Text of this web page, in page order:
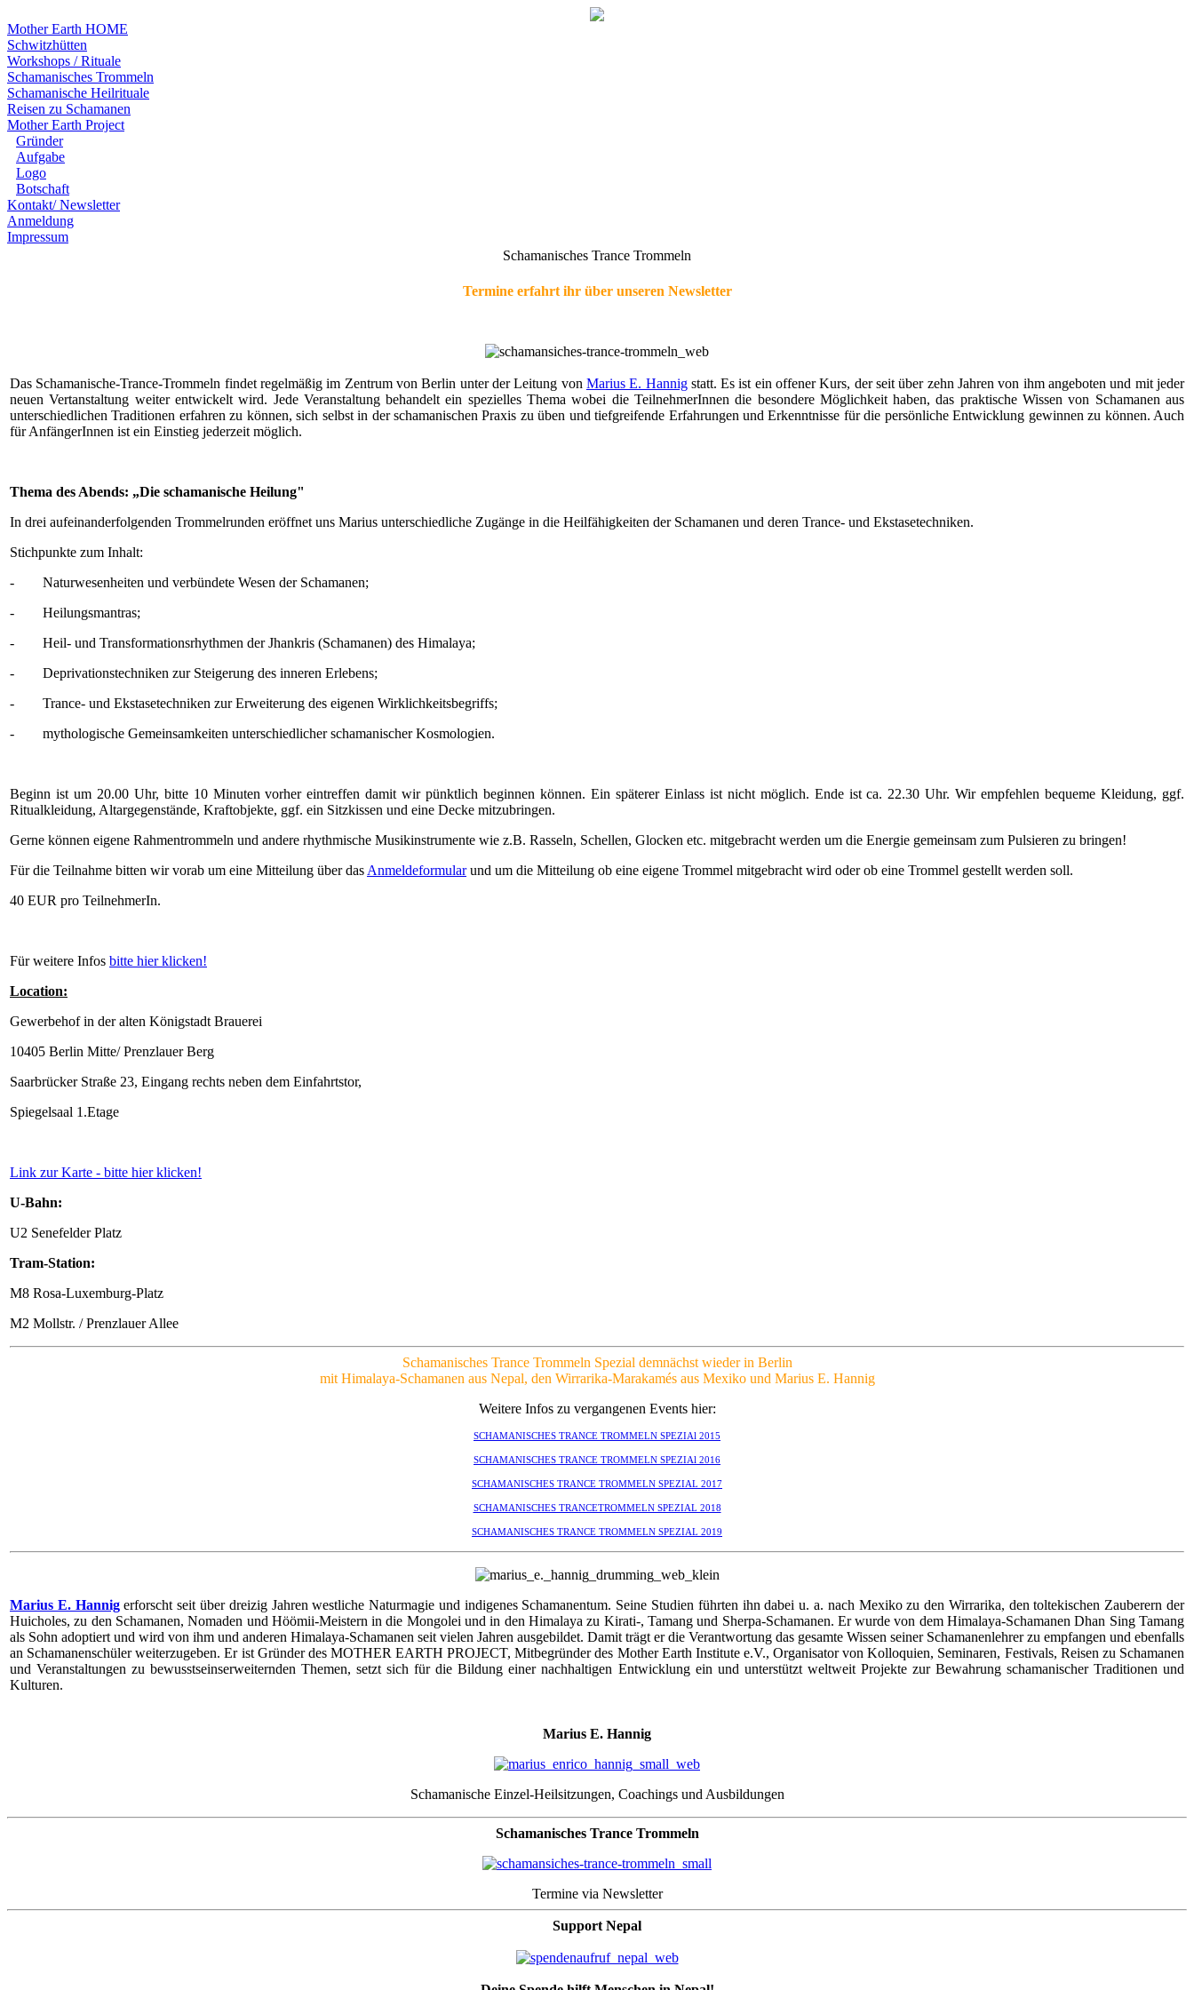
Mother Earth HOME
Schwitzhütten
Workshops / Rituale
Schamanisches Trommeln
Schamanische Heilrituale
Reisen zu Schamanen
Mother Earth Project
Gründer
Aufgabe
Logo
Botschaft
Kontakt/ Newsletter
Anmeldung
Impressum
Schamanisches Trance Trommeln
Termine erfahrt ihr über unseren Newsletter
Das Schamanische-Trance-Trommeln findet regelmäßig im Zentrum von Berlin unter der Leitung von Marius E. Hannigstatt. Es ist ein offener Kurs, der seit über zehn Jahren von ihm angeboten und mit jeder
neuen Vertanstaltung weiter entwickelt wird. Jede Veranstaltung behandelt ein spezielles Thema wobei die TeilnehmerInnen die besondere Möglichkeit haben, das praktische Wissen von Schamanen aus
unterschiedlichen Traditionen erfahren zu können, sich selbst in der schamanischen Praxis zu üben und tiefgreifende Erfahrungen und Erkenntnisse für die persönliche Entwicklung gewinnen zu können. Auch
für AnfängerInnen ist ein Einstieg jederzeit möglich.
Thema des Abends: „Die schamanische Heilung"
In drei aufeinanderfolgenden Trommelrunden eröffnet uns Marius unterschiedliche Zugänge in die Heilfähigkeiten der Schamanen und deren Trance- und Ekstasetechniken.
Stichpunkte zum Inhalt:
- Naturwesenheiten und verbündete Wesen der Schamanen;
- Heilungsmantras;
- Heil- und Transformationsrhythmen der Jhankris (Schamanen) des Himalaya;
- Deprivationstechniken zur Steigerung des inneren Erlebens;
- Trance- und Ekstasetechniken zur Erweiterung des eigenen Wirklichkeitsbegriffs;
- mythologische Gemeinsamkeiten unterschiedlicher schamanischer Kosmologien.
Beginn ist um 20.00 Uhr, bitte 10 Minuten vorher eintreffen damit wir pünktlich beginnen können. Ein späterer Einlass ist nicht möglich. Ende ist ca. 22.30 Uhr. Wir empfehlen bequeme Kleidung, ggf.
Ritualkleidung, Altargegenstände, Kraftobjekte, ggf. ein Sitzkissen und eine Decke mitzubringen.
Gerne können eigene Rahmentrommeln und andere rhythmische Musikinstrumente wie z.B. Rasseln, Schellen, Glocken etc. mitgebracht werden um die Energie gemeinsam zum Pulsieren zu bringen!
Für die Teilnahme bitten wir vorab um eine Mitteilung über das Anmeldeformularund um die Mitteilung ob eine eigene Trommel mitgebracht wird oder ob eine Trommel gestellt werden soll.
40 EUR pro TeilnehmerIn.
Für weitere Infos bitte hier klicken!
Location:
Gewerbehof in der alten Königstadt Brauerei
10405 Berlin Mitte/ Prenzlauer Berg
Saarbrücker Straße 23, Eingang rechts neben dem Einfahrtstor,
Spiegelsaal 1.Etage
Link zur Karte - bitte hier klicken!
U-Bahn:
U2 Senefelder Platz
Tram-Station:
M8 Rosa-Luxemburg-Platz
M2 Mollstr. / Prenzlauer Allee
Schamanisches Trance Trommeln Spezial demnächst wieder in Berlin
mit Himalaya-Schamanen aus Nepal, den Wirrarika-Marakamés aus Mexiko und Marius E. Hannig
Weitere Infos zu vergangenen Events hier:
SCHAMANISCHES TRANCE TROMMELN SPEZIAl 2015
SCHAMANISCHES TRANCE TROMMELN SPEZIAl 2016
SCHAMANISCHES TRANCE TROMMELN SPEZIAL 2017
SCHAMANISCHES TRANCETROMMELN SPEZIAL 2018
SCHAMANISCHES TRANCE TROMMELN SPEZIAL 2019
Marius E. Hannigerforscht seit über dreizig Jahren westliche Naturmagie und indigenes Schamanentum. Seine Studien führten ihn dabei u. a. nach Mexiko zu den Wirrarika, den toltekischen Zauberern der
Huicholes, zu den Schamanen, Nomaden und Höömii-Meistern in die Mongolei und in den Himalaya zu Kirati-, Tamang und Sherpa-Schamanen. Er wurde von dem Himalaya-Schamanen Dhan Sing Tamang
als Sohn adoptiert und wird von ihm und anderen Himalaya-Schamanen seit vielen Jahren ausgebildet. Damit trägt er die Verantwortung das gesamte Wissen seiner Schamanenlehrer zu empfangen und ebenfalls
an Schamanenschüler weiterzugeben. Er ist Gründer des MOTHER EARTH PROJECT, Mitbegründer des Mother Earth Institute e.V., Organisator von Kolloquien, Seminaren, Festivals, Reisen zu Schamanen
und Veranstaltungen zu bewusstseinserweiternden Themen, setzt sich für die Bildung einer nachhaltigen Entwicklung ein und unterstützt weltweit Projekte zur Bewahrung schamanischer Traditionen und
Kulturen.
Marius E. Hannig
Schamanische Einzel-Heilsitzungen, Coachings und Ausbildungen
Schamanisches Trance Trommeln
Termine via Newsletter
Support Nepal